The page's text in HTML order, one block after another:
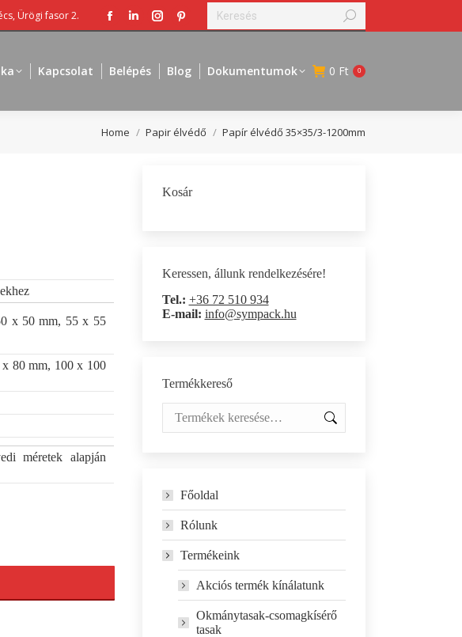
Ürögi fasor 2.
Facebook
opens
window
Linkedin
opens
window
Instagram
opens
window
Pinterest
opens
window
Search:
Kapcsolat Belépés Blog Dokumentumok 0 Ft 0
You are here:
Home Papir élvédő Papír élvédő 35×35/3-1200mm
x 50 mm, 55 x 55
80 mm, 100 x 100
méretek alapján
Kosár
Keressen, állunk rendelkezésére!
Tel.: +36 72 510 934
E-mail: info@sympack.hu
Termékkereső
Főoldal
Rólunk
Termékeink
Akciós termék kínálatunk
Okmánytasak-csomagkísérő
tasak